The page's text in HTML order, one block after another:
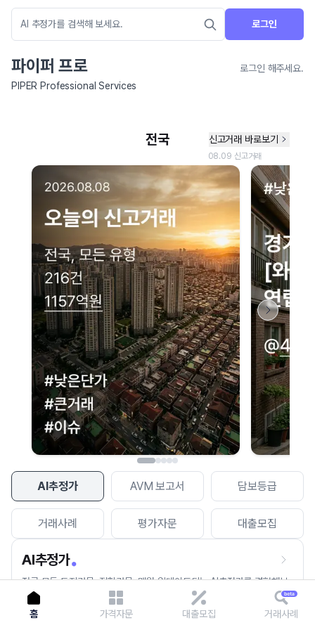
로그인
파이퍼 프로
로그인 해주세요.
PIPER Professional Services
AI추정가 AVM 보고서 담보등급
거래사례 평가자문 대출모집
AI추정가
전국 모든 토지건물, 집합건물, 매월 업데이트되는 AI추정가를 경험해보
세요.
네이버 지도 연결 안내
현재 네이버 지도 연결이 원활하지 않아 지도를 불러올 수 없습니다.
이용에 불편을 드려 죄송합니다.
다시 시도
홈 가격자문 대출모집 거래사례